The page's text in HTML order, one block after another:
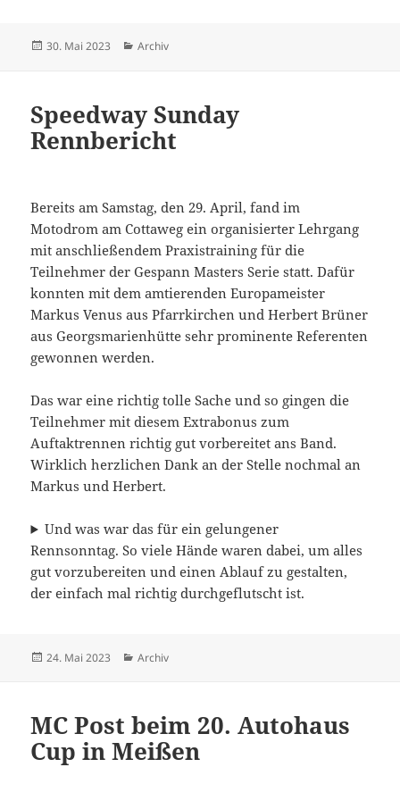
Veröffentlicht
30. Mai 2023 Kategorien
Archiv
Speedway Sunday
Rennbericht
Bereits am Samstag, den 29. April, fand im
Motodrom am Cottaweg ein organisierter Lehrgang
mit anschließendem Praxistraining für die
Teilnehmer der Gespann Masters Serie statt. Dafür
konnten mit dem amtierenden Europameister
Markus Venus aus Pfarrkirchen und Herbert Brüner
aus Georgsmarienhütte sehr prominente Referenten
gewonnen werden.
Das war eine richtig tolle Sache und so gingen die
Teilnehmer mit diesem Extrabonus zum
Auftaktrennen richtig gut vorbereitet ans Band.
Wirklich herzlichen Dank an der Stelle nochmal an
Markus und Herbert.
Und was war das für ein gelungener
Rennsonntag. So viele Hände waren dabei, um alles
gut vorzubereiten und einen Ablauf zu gestalten,
der einfach mal richtig durchgeflutscht ist.
Veröffentlicht
24. Mai 2023 Kategorien
Archiv
MC Post beim 20. Autohaus
Cup in Meißen